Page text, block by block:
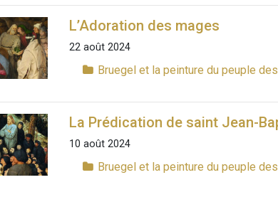
L’Adoration des mages
22 août 2024
Bruegel et la peinture du peuple
La Prédication de saint Jean-
10 août 2024
Bruegel et la peinture du peuple